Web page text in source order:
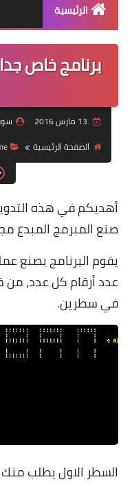
الرئيسية
برنامج خاص
الصفحة الرئيسية
أهديكم في هذه
صنعالمبرمج المبدع
يقوم البرنامج بصنع
عدد أرقام كل عدد، من
في سطرين.
السطر الاول يطلب منك